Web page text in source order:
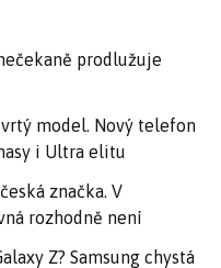
prodlužuje
model. Nový telefon
i Ultra elitu
značka. V
rozhodně není
Z? Samsung chystá